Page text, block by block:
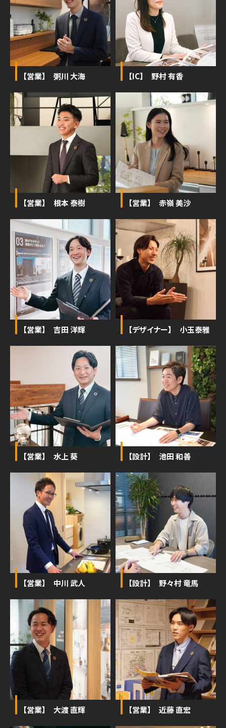
【営業】 粥川 大海 【IC】 野村 有香
【営業】 根本 泰樹 【営業】 赤嶺 美沙
【営業】 吉田 洋輝 【デザイナー】 小玉泰雅
【営業】 水上 葵 【設計】 池田 和善
【営業】 中川 武人 【設計】 野々村 竜馬
【営業】 大渡 直輝 【営業】 近藤 直宏